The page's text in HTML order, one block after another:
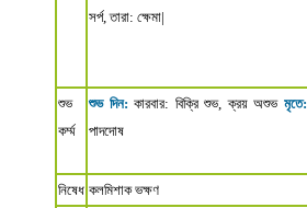
সর্প, তারা: ক্ষেমা|
শুভ
কর্ম্ম
শুভ দিন: কারবার: বিক্রি শুভ, ক্রয় অশুভমৃতে:
পাদদোষ
নিষেধ কলমিশাক ভক্ষণ